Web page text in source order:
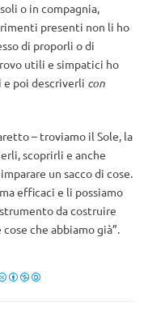
o in compagnia,
presenti non li ho
di proporli o di
utili e simpatici ho
poi descriverli con
– troviamo il Sole, la
scoprirli e anche
un sacco di cose.
efficaci e li possiamo
da costruire
che abbiamo già”.